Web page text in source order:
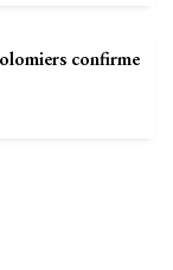
confirme